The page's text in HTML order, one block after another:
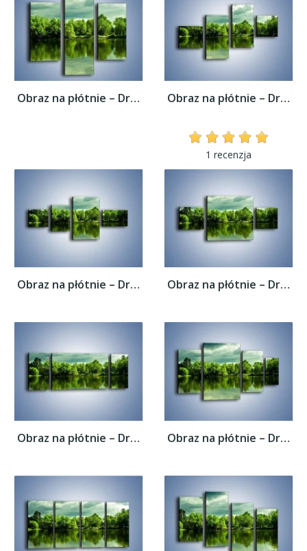
Obraz na płótnie – Drzewa w wodnym odbiciu... Obraz na płótnie – Drzewa w wodnym odbiciu...
1 recenzja
Obraz na płótnie – Drzewa w wodnym odbiciu... Obraz na płótnie – Drzewa w wodnym odbiciu...
Obraz na płótnie – Drzewa w wodnym odbiciu... Obraz na płótnie – Drzewa w wodnym odbiciu...